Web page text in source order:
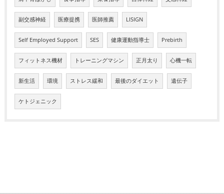
副交感神経 医療提携 医師推薦 LISIGN
Self Employed Support SES 健康運動指導士 Prebirth
フィットネス機材 トレーニングマシン 正月太り 心機一転
新生活 環境 ストレス緩和 最後のダイエット 遺伝子
ケトジェニック